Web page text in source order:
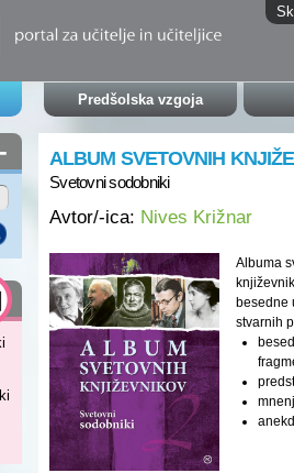
Predšolska vzgoja
-
-
ALBUM SVETOVNIH
Svetovni sodobniki
Avtor/-ica: Nives Križnar
Albuma
besedne
stvarnih